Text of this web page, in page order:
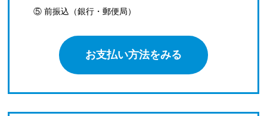
⑤ 前振込（銀行・郵便局）
お支払い方法をみる